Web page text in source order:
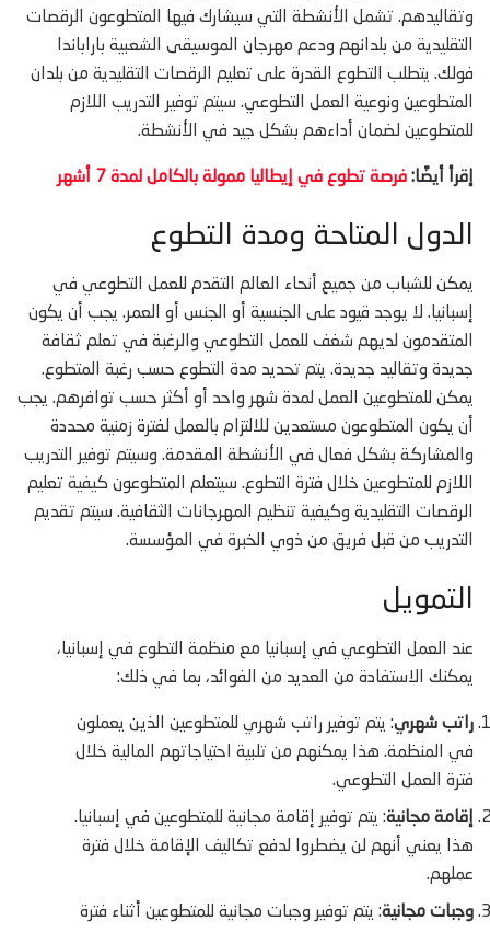
وتقاليدهم. تشمل الأنشطة التي سيشارك فيها المتطوعون الرقصات
التقليدية من بلدانهم ودعم مهرجان الموسيقى الشعبية باراباندا
فولك. يتطلب التطوع القدرة على تعليم الرقصات التقليدية من بلدان
المتطوعين ونوعية العمل التطوعي. سيتم توفير التدريب اللازم
للمتطوعين لضمان أداءهم بشكل جيد في الأنشطة.
إقرأ أيضًا: فرصة تطوع في إيطاليا ممولة بالكامل لمدة 7 أشهر
الدول المتاحة ومدة التطوع
يمكن للشباب من جميع أنحاء العالم التقدم للعمل التطوعي في
إسبانيا. لا يوجد قيود على الجنسية أو الجنس أو العمر. يجب أن يكون
المتقدمون لديهم شغف للعمل التطوعي والرغبة في تعلم ثقافة
جديدة وتقاليد جديدة. يتم تحديد مدة التطوع حسب رغبة المتطوع.
يمكن للمتطوعين العمل لمدة شهر واحد أو أكثر حسب توافرهم. يجب
أن يكون المتطوعون مستعدين للالتزام بالعمل لفترة زمنية محددة
والمشاركة بشكل فعال في الأنشطة المقدمة. وسيتم توفير التدريب
اللازم للمتطوعين خلال فترة التطوع. سيتعلم المتطوعون كيفية تعليم
الرقصات التقليدية وكيفية تنظيم المهرجانات الثقافية. سيتم تقديم
التدريب من قبل فريق من ذوي الخبرة في المؤسسة.
التمويل
عند العمل التطوعي في إسبانيا مع منظمة التطوع في إسبانيا،
يمكنك الاستفادة من العديد من الفوائد، بما في ذلك:
راتب شهري: يتم توفير راتب شهري للمتطوعين الذين يعملون
في المنظمة. هذا يمكنهم من تلبية احتياجاتهم المالية خلال
فترة العمل التطوعي.
إقامة مجانية: يتم توفير إقامة مجانية للمتطوعين في إسبانيا.
هذا يعني أنهم لن يضطروا لدفع تكاليف الإقامة خلال فترة
عملهم.
وجبات مجانية: يتم توفير وجبات مجانية للمتطوعين أثناء فترة